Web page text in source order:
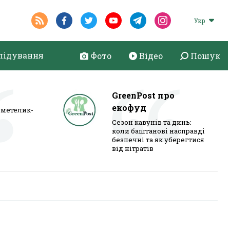
Укр
Фото Відео Пошук
GreenPost про
екофуд
Сезон кавунів та динь:
коли баштанові насправді
безпечні та як уберегтися
від нітратів